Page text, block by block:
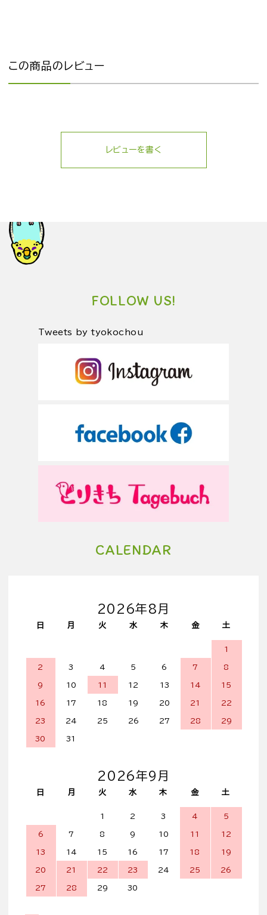
この商品のレビュー
レビューを書く
FOLLOW US!
Tweets by tyokochou
CALENDAR
2026年8月
日 月 火 水 木 金 土
1
2 3 4 5 6 7 8
9 10 11 12 13 14 15
16 17 18 19 20 21 22
23 24 25 26 27 28 29
30 31
2026年9月
日 月 火 水 木 金 土
1 2 3 4 5
6 7 8 9 10 11 12
13 14 15 16 17 18 19
20 21 22 23 24 25 26
27 28 29 30